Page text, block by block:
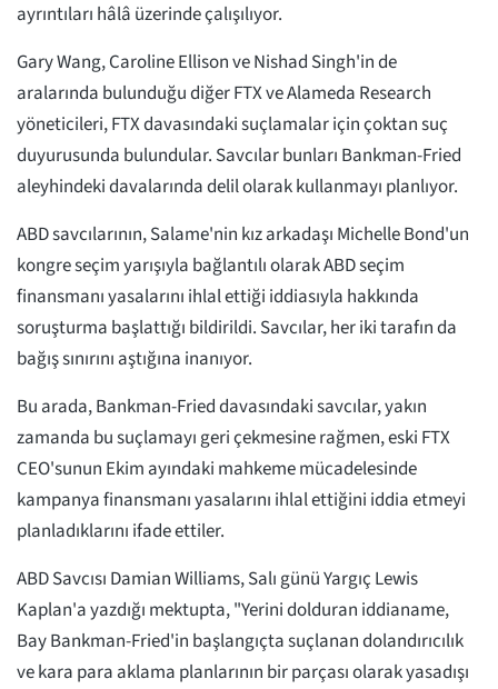
ayrıntıları hâlâ üzerinde çalışılıyor.
Gary Wang, Caroline Ellison ve Nishad Singh'in de
aralarında bulunduğu diğer FTX ve Alameda Research
yöneticileri, FTX davasındaki suçlamalar için çoktan suç
duyurusunda bulundular. Savcılar bunları Bankman-Fried
aleyhindeki davalarında delil olarak kullanmayı planlıyor.
ABD savcılarının, Salame'nin kız arkadaşı Michelle Bond'un
kongre seçim yarışıyla bağlantılı olarak ABD seçim
finansmanı yasalarını ihlal ettiği iddiasıyla hakkında
soruşturma başlattığı bildirildi. Savcılar, her iki tarafın da
bağış sınırını aştığına inanıyor.
Bu arada, Bankman-Fried davasındaki savcılar, yakın
zamanda bu suçlamayı geri çekmesine rağmen, eski FTX
CEO'sunun Ekim ayındaki mahkeme mücadelesinde
kampanya finansmanı yasalarını ihlal ettiğini iddia etmeyi
planladıklarını ifade ettiler.
ABD Savcısı Damian Williams, Salı günü Yargıç Lewis
Kaplan'a yazdığı mektupta, "Yerini dolduran iddianame,
Bay Bankman-Fried'in başlangıçta suçlanan dolandırıcılık
ve kara para aklama planlarının bir parçası olarak yasadışı